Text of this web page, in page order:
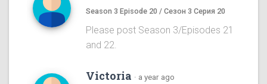
Season 3 Episode 20 / Сезон 3 Серия 20
Please post Season 3/Episodes 21
and 22.
Victoria · a year ago